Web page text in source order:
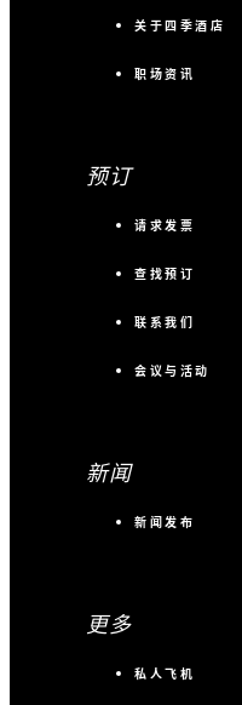
关于四季酒店
职场资讯
预订
请求发票
查找预订
联系我们
会议与活动
新闻
新闻发布
更多
私人飞机